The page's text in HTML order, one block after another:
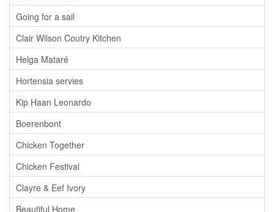
Going for a sail
Clair Wilson Coutry Kitchen
Helga Mataré
Hortensia servies
Kip Haan Leonardo
Boerenbont
Chicken Together
Chicken Festival
Clayre & Eef Ivory
Beautiful Home